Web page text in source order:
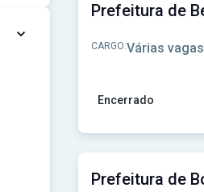
(2)⌄
Encerrado
CARGO:Várias vagas